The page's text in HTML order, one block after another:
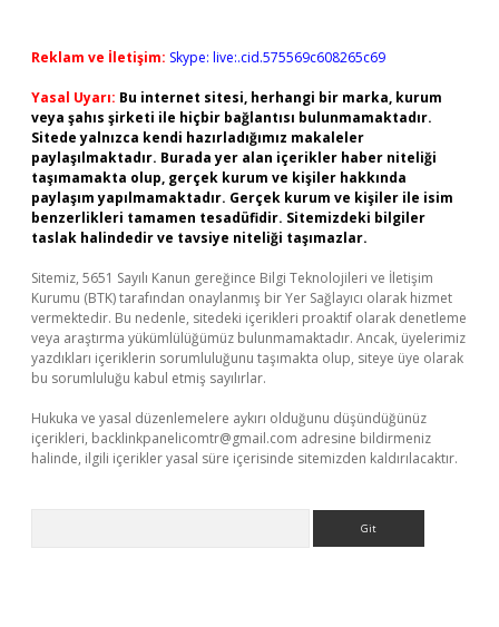
Reklam ve İletişim: Skype: live:.cid.575569c608265c69
Yasal Uyarı: Bu internet sitesi, herhangi bir marka, kurum
veya şahıs şirketi ile hiçbir bağlantısı bulunmamaktadır.
Sitede yalnızca kendi hazırladığımız makaleler
paylaşılmaktadır. Burada yer alan içerikler haber niteliği
taşımamakta olup, gerçek kurum ve kişiler hakkında
paylaşım yapılmamaktadır. Gerçek kurum ve kişiler ile isim
benzerlikleri tamamen tesadüfidir. Sitemizdeki bilgiler
taslak halindedir ve tavsiye niteliği taşımazlar.
Sitemiz, 5651 Sayılı Kanun gereğince Bilgi Teknolojileri ve İletişim
Kurumu (BTK) tarafından onaylanmış bir Yer Sağlayıcı olarak hizmet
vermektedir. Bu nedenle, sitedeki içerikleri proaktif olarak denetleme
veya araştırma yükümlülüğümüz bulunmamaktadır. Ancak, üyelerimiz
yazdıkları içeriklerin sorumluluğunu taşımakta olup, siteye üye olarak
bu sorumluluğu kabul etmiş sayılırlar.
Hukuka ve yasal düzenlemelere aykırı olduğunu düşündüğünüz
içerikleri, backlinkpanelicomtr@gmail.com adresine bildirmeniz
halinde, ilgili içerikler yasal süre içerisinde sitemizden kaldırılacaktır.